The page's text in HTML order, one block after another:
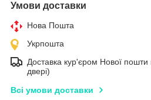
Умови доставки
Нова Пошта
Укрпошта
Доставка кур'єром Нової
двері)
Всі умови доставки